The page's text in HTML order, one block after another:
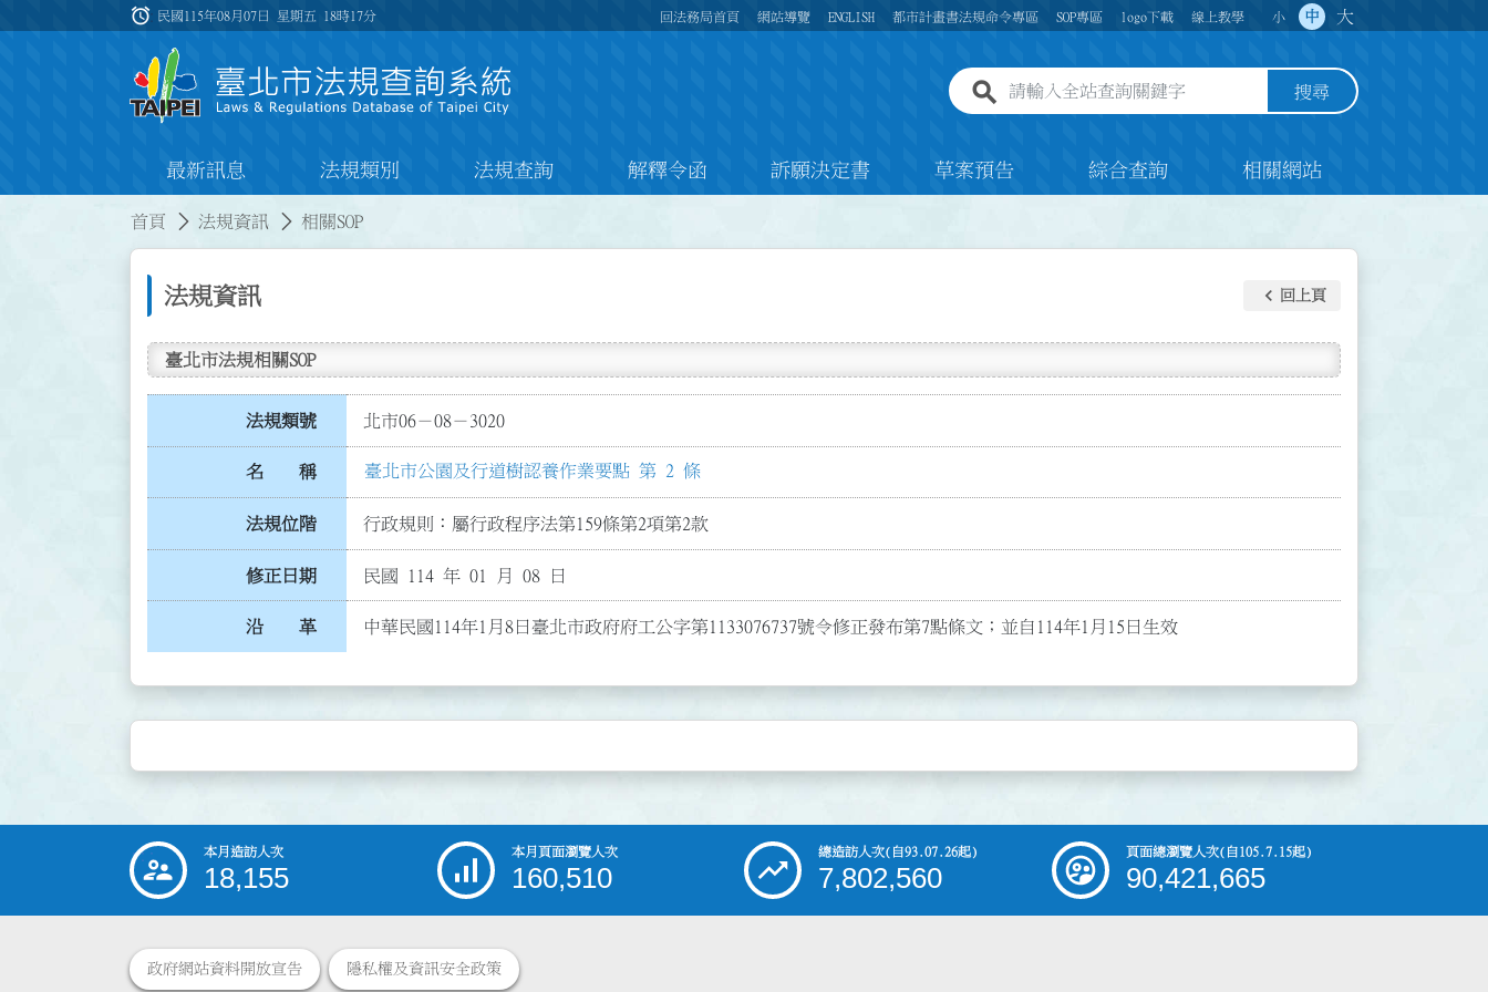
:::
alarm 民國115年08月07日 星期五 18時17分 回法務局首頁 網站導覽 ENGLISH 都市計畫書法規命令專區 SOP專區 logo下載 線上教學 小 中 大
全站查詢關鍵字欄位 搜尋
最新訊息 法規類別 法規查詢 解釋令函 訴願決定書 草案預告 綜合查詢 相關網站
首頁 法規資訊 相關SOP
法規資訊 keyboard_arrow_left 回上頁
臺北市法規相關SOP
法規類號 北市06－08－3020
名 稱 臺北市公園及行道樹認養作業要點 第 2 條
法規位階 行政規則：屬行政程序法第159條第2項第2款
修正日期 民國 114 年 01 月 08 日
沿 革 中華民國114年1月8日臺北市政府府工公字第1133076737號令修正發布第7點條文；並自114年1月15日生效
::: 本月造訪人次
18,155
本月頁面瀏覽人次
160,510
總造訪人次(自93.07.26起)
7,802,560
頁面總瀏覽人次(自105.7.15起)
90,421,665
政府網站資料開放宣告 隱私權及資訊安全政策